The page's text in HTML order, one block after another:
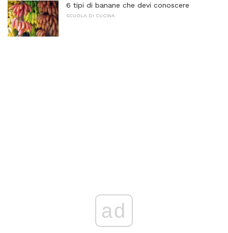
6 tipi di banane che devi conoscere
SCUOLA DI CUCINA
ad